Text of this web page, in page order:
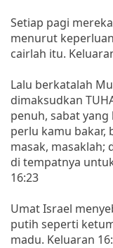
Setiap pagi
menurut
cairlah itu.
Lalu berkatalah
dimaksudkan
penuh, sabat
perlu kamu bakar,
masak, masaklah;
di tempatnya
16:23
Umat Israel
putih seperti
madu. Keluaran